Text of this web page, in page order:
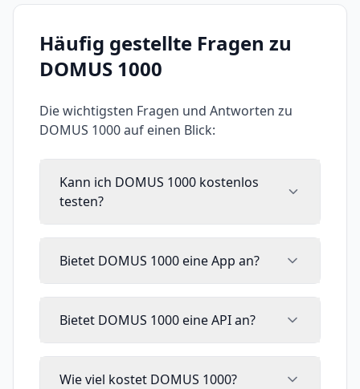
Häufig gestellte Fragen zu
DOMUS 1000
Die wichtigsten Fragen und Antworten zu
DOMUS 1000auf einen Blick:
Kann ich DOMUS 1000 kostenlos
testen?
Bietet DOMUS 1000 eine App an?
Bietet DOMUS 1000 eine API an?
Wie viel kostet DOMUS 1000?